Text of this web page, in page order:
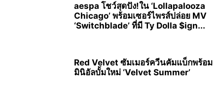
aespa โชว์สุดปัง!ใน ‘Lollapalooza
Chicago’ พร้อมเซอร์ไพรส์ปล่อย MV
‘Switchblade’ ที่มี Ty Dolla $ign...
Red Velvet ซัมเมอร์ควีนคัมแบ็กพร้อม
มินิอัลบั้มใหม่ ‘Velvet Summer’